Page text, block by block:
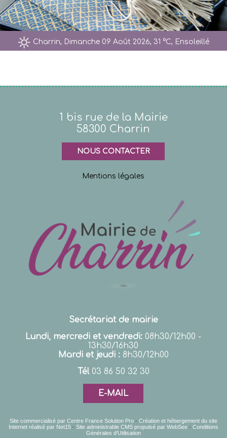
Charrin, Dimanche 09 Août 2026, 31 °C, Ensoleillé
1 bis rue de la Mairie
58300 Charrin
NOUS CONTACTER
Mentions légales
Secrétariat de mairie
Lundi, mercredi et vendredi: 08h30/12h00 -
13h30/16h30
Mardi et jeudi : 8h30/12h00
Tél03 86 50 32 30
E-MAIL
Site commercialisé par Centre France Solution Pro - Création et hébergement du site
Internet réalisé par Net15 - Site administrable CMS propulsé par WebSee - Conditions
Générales d'Utilisation